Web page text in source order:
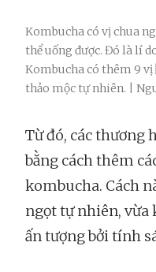
Kombucha có vị chua
thể uống được. Đó là lí
Kombucha có thêm 9
thảo mộc tự nhiên. |
Từ đó, các thương
bằng cách thêm
kombucha. Cách
ngọt tự nhiên,
ấn tượng bởi tính